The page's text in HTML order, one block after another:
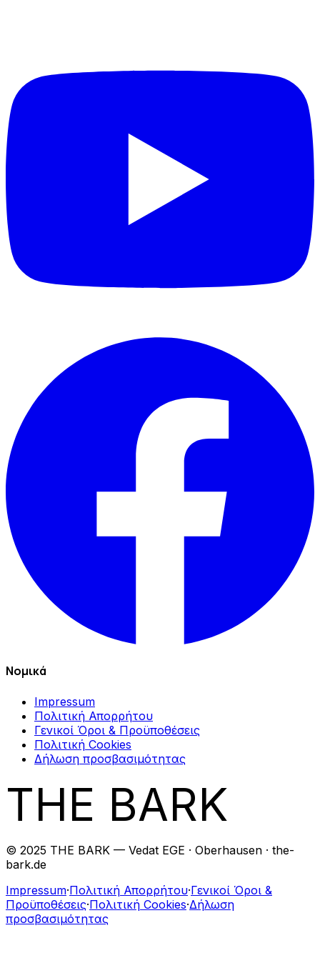
Νομικά
Impressum
Πολιτική Απορρήτου
Γενικοί Όροι & Προϋποθέσεις
Πολιτική Cookies
Δήλωση προσβασιμότητας
THE BARK
© 2025 THE BARK — Vedat EGE · Oberhausen · the-
bark.de
Impressum·Πολιτική Απορρήτου·Γενικοί Όροι &
Προϋποθέσεις·Πολιτική Cookies·Δήλωση
προσβασιμότητας